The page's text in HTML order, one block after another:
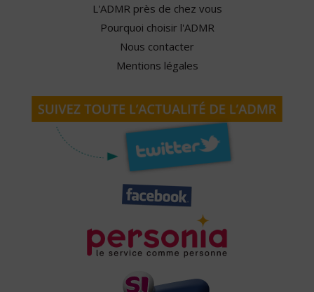
L'ADMR près de chez vous
Pourquoi choisir l'ADMR
Nous contacter
Mentions légales